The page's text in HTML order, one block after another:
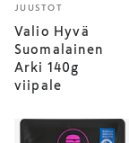
JUUSTOT
Valio Hyvä
Suomalainen
Arki 140g
viipale